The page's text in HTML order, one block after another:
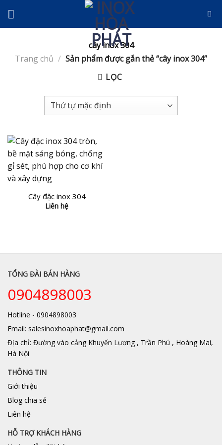
content
cây inox 304
Trang chủ / Sản phẩm được gắn thẻ “cây inox 304”
LỌC
Cây đặc inox 304
Liên hệ
TỔNG ĐÀI BÁN HÀNG
0904898003
Hotline - 0904898003
Email: salesinoxhoaphat@gmail.com
Địa chỉ: Đường vào cảng Khuyến Lương , Trần Phú , Hoàng Mai,
Hà Nội
THÔNG TIN
Giới thiệu
Blog chia sẻ
Liên hệ
HỖ TRỢ KHÁCH HÀNG